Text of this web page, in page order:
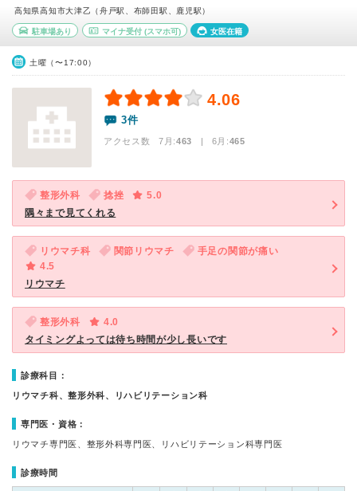
高知県高知市大津乙（舟戸駅、布師田駅、鹿児駅）
駐車場あり マイナ受付(スマホ可) 女医在籍
土曜（〜17:00）
4.06
3件
アクセス数 7月:463 | 6月:465
整形外科 捻挫
5.0
隅々まで見てくれる
リウマチ科 関節リウマチ
手足の関節が痛い
4.5
リウマチ
整形外科
4.0
タイミングよっては待ち時間が少し長いです
診療科目：
リウマチ科、整形外科、リハビリテーション科
専門医・資格：
リウマチ専門医、整形外科専門医、リハビリテーション科専門医
診療時間